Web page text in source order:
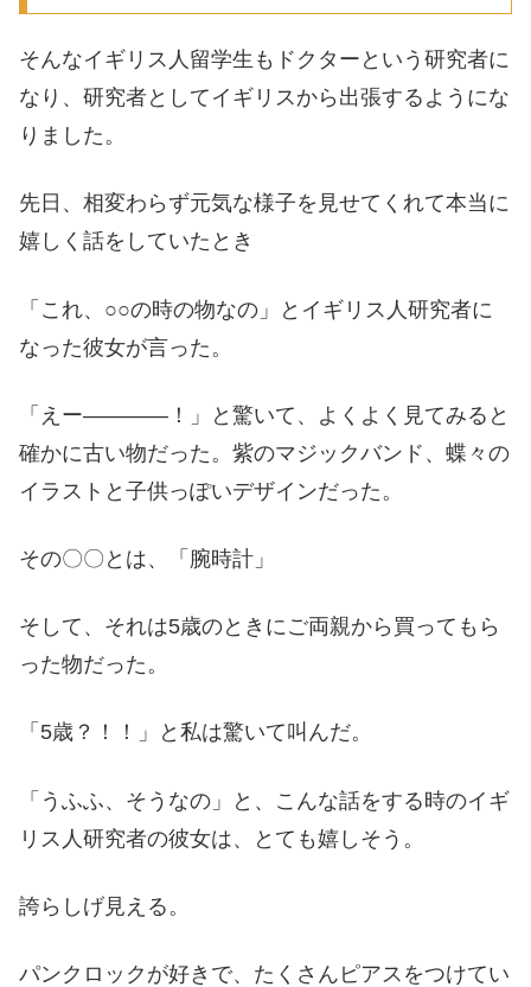
そんなイギリス人留学生もドクターという研究者に
なり、研究者としてイギリスから出張するようにな
りました。
先日、相変わらず元気な様子を見せてくれて本当に
嬉しく話をしていたとき
「これ、○○の時の物なの」とイギリス人研究者に
なった彼女が言った。
「えー――――！」と驚いて、よくよく見てみると
確かに古い物だった。紫のマジックバンド、蝶々の
イラストと子供っぽいデザインだった。
その〇〇とは、「腕時計」
そして、それは5歳のときにご両親から買ってもら
った物だった。
「5歳？！！」と私は驚いて叫んだ。
「うふふ、そうなの」と、こんな話をする時のイギ
リス人研究者の彼女は、とても嬉しそう。
誇らしげ見える。
パンクロックが好きで、たくさんピアスをつけてい